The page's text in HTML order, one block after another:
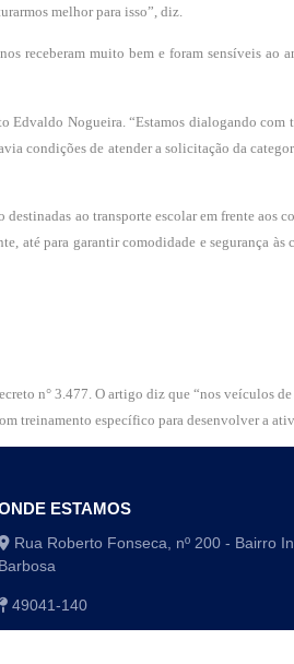
melhor para isso”, diz.
receberam muito bem e foram sensíveis ao
Edvaldo Nogueira. “Estamos dialogando com
condições de atender a solicitação da
ao transporte escolar em frente aos
até para garantir comodidade e segurança às
n° 3.477. O artigo diz que “nos veículos de
treinamento específico para desenvolver a
ESTAMOS
Rua Roberto Fonseca, nº 200 - Bairro
Barbosa
49041-140